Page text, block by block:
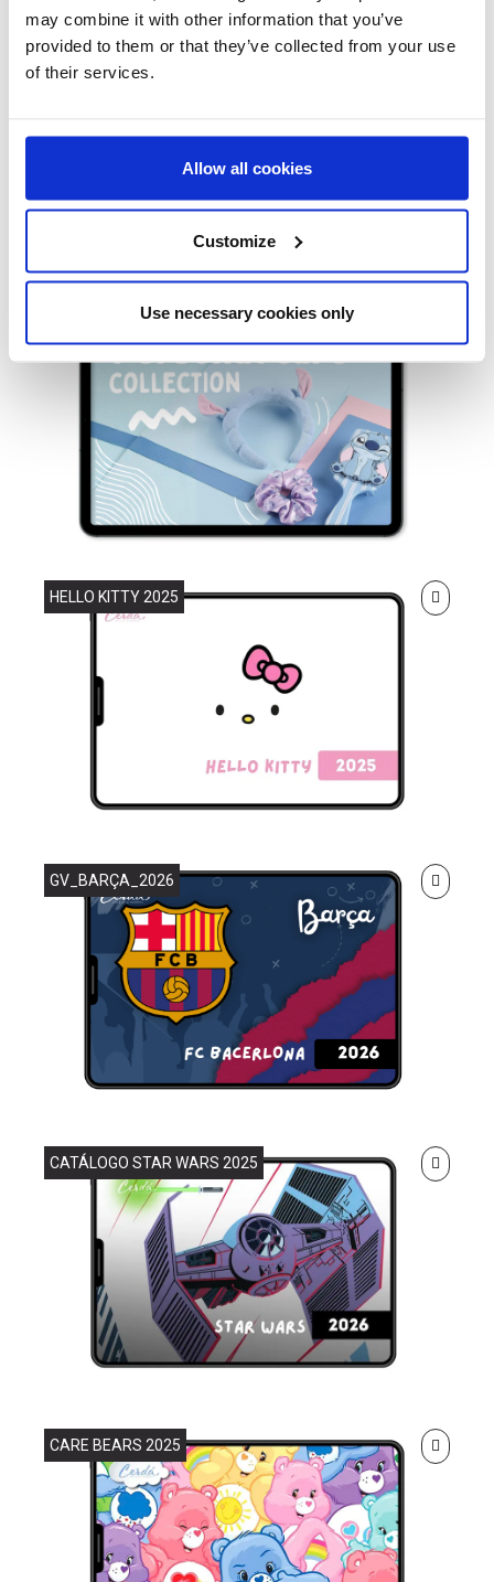
may combine it with other information that you’ve
provided to them or that they’ve collected from your use
of their services.
Allow all cookies
Customize
Use necessary cookies only
HELLO KITTY 2025
GV_BARÇA_2026
CATÁLOGO STAR WARS 2025
CARE BEARS 2025